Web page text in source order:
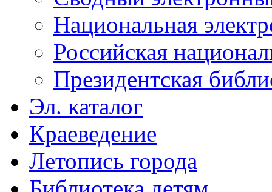
Национальная
Российская
Президентская
Эл. каталог
Краеведение
Летопись города